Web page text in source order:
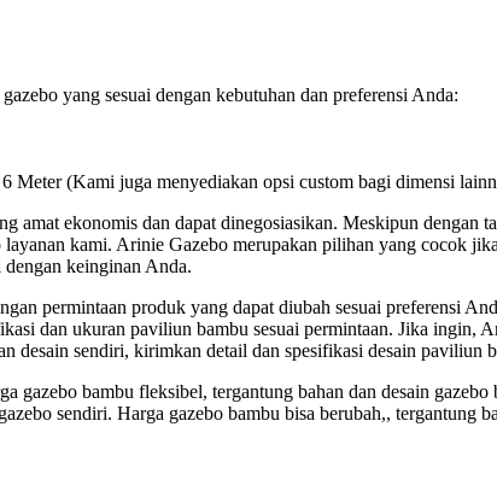
yang sesuai dengan kebutuhan dan preferensi Anda:
Meter (Kami juga menyediakan opsi custom bagi dimensi
amat ekonomis dan dapat dinegosiasikan. Meskipun
layanan kami. Arinie Gazebo merupakan pilihan yang cocok
dengan keinginan Anda.
permintaan produk yang dapat diubah sesuai preferensi
dan ukuran paviliun bambu sesuai permintaan. Jika ingin,
desain sendiri, kirimkan detail dan spesifikasi desain paviliun
gazebo bambu fleksibel, tergantung bahan dan desain
sendiri. Harga gazebo bambu bisa berubah,, tergantung